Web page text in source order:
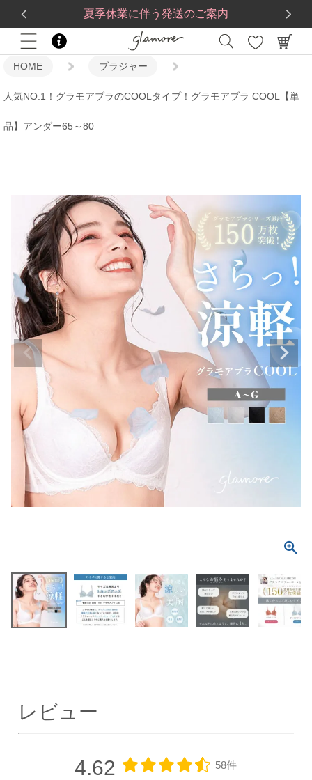
夏季休業に伴う発送のご案内
送料一律560円5,500 円(税込)以上で送料無料
HOME ブラジャー
人気NO.1！グラモアブラのCOOLタイプ！グラモアブラ COOL【単
品】アンダー65～80
レビュー
4.62 58件